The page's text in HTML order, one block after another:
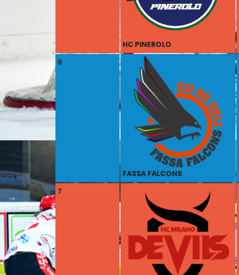
HC PINEROLO
6
FASSA FALCONS
7